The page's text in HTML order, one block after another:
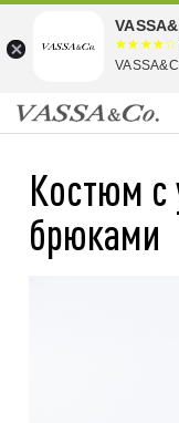
Костюм
брюками
☆☆☆☆☆
★★★★
★